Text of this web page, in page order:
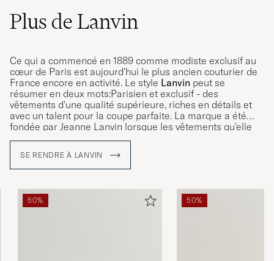
Plus de Lanvin
Ce qui a commencé en 1889 comme modiste exclusif au
cœur de Paris est aujourd'hui le plus ancien couturier de
France encore en activité. Le style Lanvin peut se
résumer en deux mots:Parisien et exclusif - des
vêtements d'une qualité supérieure, riches en détails et
avec un talent pour la coupe parfaite. La marque a été
fondée par Jeanne Lanvin lorsque les vêtements qu'elle
l'attention et à être demandés. Sa première collection de
vêtements pour hommes a vu le jour en 1926.
SE RENDRE À LANVIN
50% 50%